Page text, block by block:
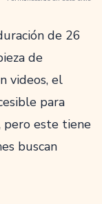
de 26
de
videos, el
para
pero este tiene
buscan